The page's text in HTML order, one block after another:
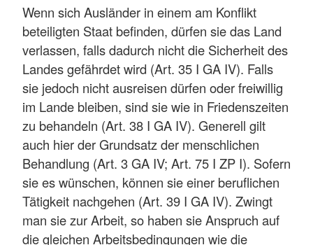
Wenn sich Ausländer in einem am Konflikt
beteiligten Staat befinden, dürfen sie das Land
verlassen, falls dadurch nicht die Sicherheit des
Landes gefährdet wird (Art. 35 I GA IV). Falls
sie jedoch nicht ausreisen dürfen oder freiwillig
im Lande bleiben, sind sie wie in Friedenszeiten
zu behandeln (Art. 38 I GA IV). Generell gilt
auch hier der Grundsatz der menschlichen
Behandlung (Art. 3 GA IV; Art. 75 I ZP I). Sofern
sie es wünschen, können sie einer beruflichen
Tätigkeit nachgehen (Art. 39 I GA IV). Zwingt
man sie zur Arbeit, so haben sie Anspruch auf
die gleichen Arbeitsbedingungen wie die